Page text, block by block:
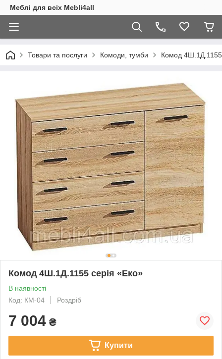
Меблі для всіх Mebli4all
Товари та послуги Комоди, тумби Комод 4Ш.1Д.1155
Комод 4Ш.1Д.1155 серія «Еко»
В наявності
Код: КМ-04
Роздріб
7 004 ₴
Купити